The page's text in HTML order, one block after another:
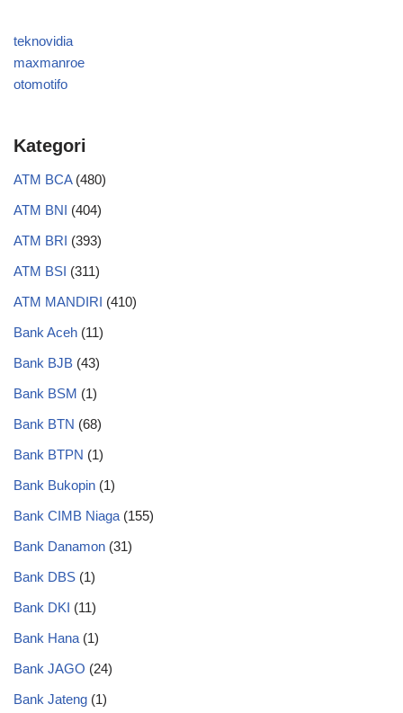
teknovidia
maxmanroe
otomotifo
Kategori
ATM BCA(480)
ATM BNI (404)
ATM BRI (393)
ATM BSI (311)
ATM MANDIRI (410)
Bank Aceh (11)
Bank BJB (43)
Bank BSM (1)
Bank BTN (68)
Bank BTPN (1)
Bank Bukopin (1)
Bank CIMB Niaga (155)
Bank Danamon (31)
Bank DBS (1)
Bank DKI (11)
Bank Hana (1)
Bank JAGO (24)
Bank Jateng (1)